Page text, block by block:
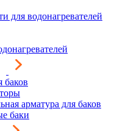
для водонагревателей
баков
арматура для баков
баки